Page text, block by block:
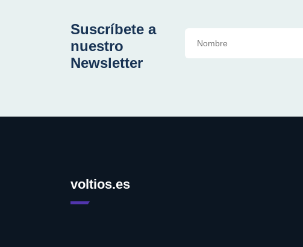
Suscríbete a
nuestro
Newsletter
voltios.es